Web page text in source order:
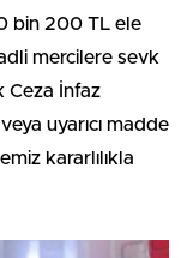
bin 200 TL ele
mercilere sevk
Ceza İnfaz
uyarıcı madde
kararlılıkla